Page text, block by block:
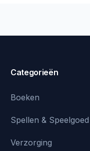
Categorieën
Boeken
Spellen & Speelgoed
Verzorging